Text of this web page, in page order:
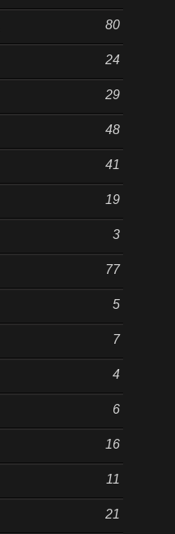
80
24
29
48
41
19
3
77
5
7
4
6
16
11
21